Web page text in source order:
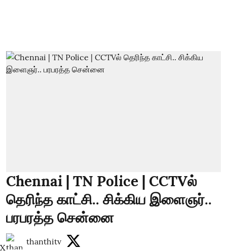
Chennai | TN Police | CCTVல்
தெரிந்த காட்சி.. சிக்கிய இளைஞர்..
பரபரத்த சென்னை
thanthitv
X